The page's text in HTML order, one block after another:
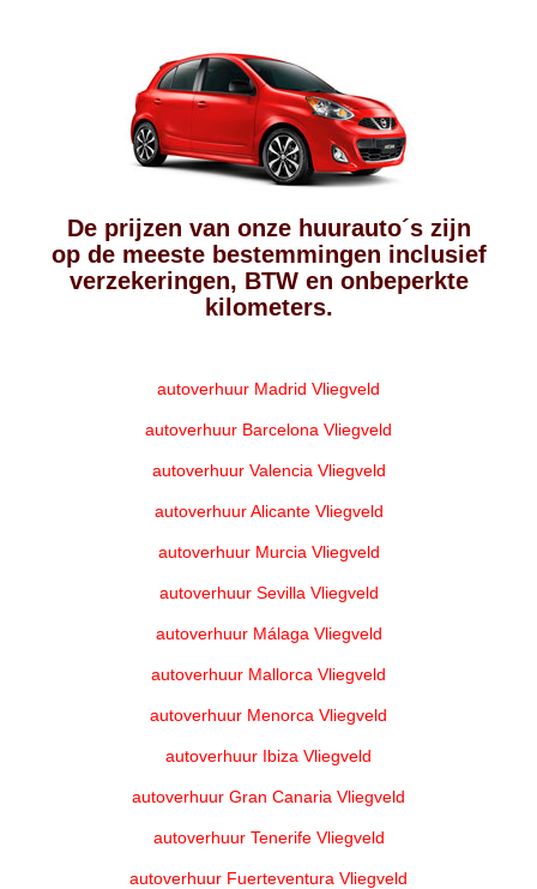
De prijzen van onze huurauto´s zijn
op de meeste bestemmingen inclusief
verzekeringen, BTW en onbeperkte
kilometers.
autoverhuur Madrid Vliegveld
autoverhuur Barcelona Vliegveld
autoverhuur Valencia Vliegveld
autoverhuur Alicante Vliegveld
autoverhuur Murcia Vliegveld
autoverhuur Sevilla Vliegveld
autoverhuur Málaga Vliegveld
autoverhuur Mallorca Vliegveld
autoverhuur Menorca Vliegveld
autoverhuur Ibiza Vliegveld
autoverhuur Gran Canaria Vliegveld
autoverhuur Tenerife Vliegveld
autoverhuur Fuerteventura Vliegveld